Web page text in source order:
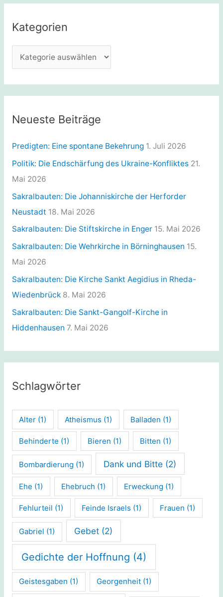
h
n
h
Kategorien
a
t
g
r
i
e
n
Neueste Beiträge
Predigten: Eine spontane Bekehrung 1. Juli 2026
Politik: Die Endschärfung des Ukraine-Konfliktes 21.
Mai 2026
Sakralbauten: Die Johanniskirche der Herforder
Neustadt 18. Mai 2026
Sakralbauten: Die Stiftskirche in Enger 15. Mai 2026
Sakralbauten: Die Wehrkirche in Börninghausen 15.
Mai 2026
Sakralbauten: Die Kirche Sankt Aegidius in Rheda-
Wiedenbrück 8. Mai 2026
Sakralbauten: Die Sankt-Gangolf-Kirche in
Hiddenhausen 7. Mai 2026
Schlagwörter
Alter (1) Atheismus (1) Balladen (1)
Behinderte (1) Bieren (1) Bitten (1)
Bombardierung (1) Dank und Bitte (2)
Ehe (1) Ehebruch (1) Erweckung (1)
Fehlurteil (1) Feinde Israels (1) Frauen (1)
Gabriel (1) Gebet (2)
Gedichte der Hoffnung (4)
Geistesgaben (1) Georgenheit (1)